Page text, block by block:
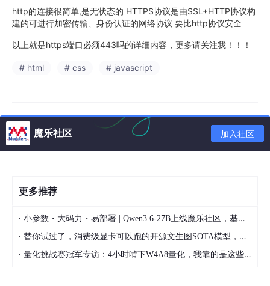
http的连接很简单,是无状态的 HTTPS协议是由SSL+HTTP协议构
建的可进行加密传输、身份认证的网络协议 要比http协议安全
以上就是https端口必须443吗的详细内容，更多请关注我！！！
# html # css # javascript
魔乐社区 加入社区
更多推荐
· 小参数・大码力・易部署 | Qwen3.6-27B上线魔乐社区，基于昇腾的部署教程来了
· 替你试过了，消费级显卡可以跑的开源文生图SOTA模型，顶级渲染、高密度文本绘图
· 量化挑战赛冠军专访：4小时啃下W4A8量化，我靠的是这些经验